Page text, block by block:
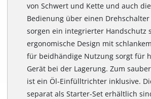
von Schwert und Kette und auch
Bedienung über einen
sorgen ein integrierter Handschutz
ergonomische Design mit
für beidhändige Nutzung sorgt für
Gerät bei der Lagerung. Zum
ist ein Öl-Einfülltrichter inklusive.
separat als Starter-Set erhältlich